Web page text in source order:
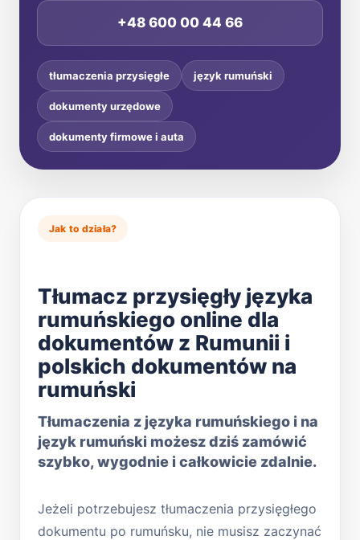
+48 600 00 44 66
tłumaczenia przysięgłe język rumuński
dokumenty urzędowe
dokumenty firmowe i auta
Jak to działa?
Tłumacz przysięgły języka
rumuńskiego online dla
dokumentów z Rumunii i
polskich dokumentów na
rumuński
Tłumaczenia z języka rumuńskiego i na
język rumuński możesz dziś zamówić
szybko, wygodnie i całkowicie zdalnie.
Jeżeli potrzebujesz tłumaczenia przysięgłego
dokumentu po rumuńsku, nie musisz zaczynać